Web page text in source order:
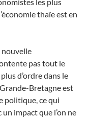
thaïe est en
nouvelle
pas tout le
d’ordre dans le
Bretagne est
politique, ce qui
impact que l’on ne